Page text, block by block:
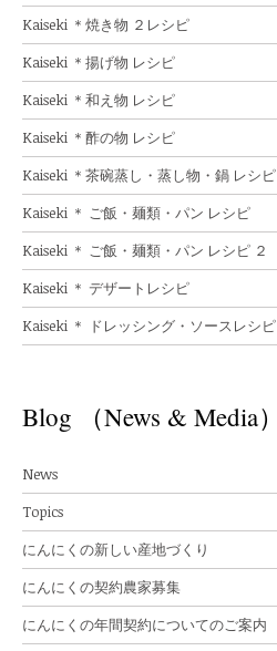
Kaiseki ＊焼き物 ２レシピ
Kaiseki ＊揚げ物 レシピ
Kaiseki ＊和え物 レシピ
Kaiseki ＊酢の物 レシピ
Kaiseki ＊茶碗蒸し・蒸し物・鍋 レシピ
Kaiseki ＊ ご飯・麺類・パン レシピ
Kaiseki ＊ ご飯・麺類・パン レシピ ２
Kaiseki ＊ デザートレシピ
Kaiseki ＊ ドレッシング・ソースレシピ
Blog （News & Media）
News
Topics
にんにくの新しい産地づくり
にんにくの契約農家募集
にんにくの年間契約についてのご案内